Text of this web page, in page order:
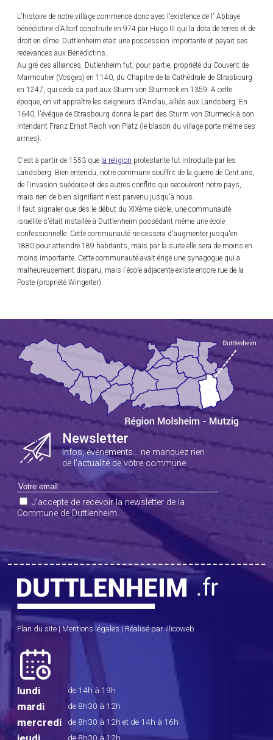
L'histoire de notre village commence donc avec l'existence de l' Abbaye
bénédictine d'Altorf construite en 974 par Hugo III qui la dota de terres et de
droit en dîme. Duttlenheim était une possession importante et payait ses
redevances aux Bénédictins.
Au gré des alliances, Dutlenheim fut, pour partie, propriété du Couvent de
Marmoutier (Vosges) en 1140, du Chapitre de la Cathédrale de Strasbourg
en 1247, qui céda sa part aux Sturm von Sturmeck en 1359. A cette
époque, on vit appraître les seigneurs d'Andlau, alliés aux Landsberg. En
1640, l'évêque de Strasbourg donna la part des Sturm von Sturmeck à son
intendant Franz Ernst Reich von Platz (le blason du village porte même ses
armes).
C'est à partir de 1553 que la religion protestante fut introduite par les
Landsberg. Bien entendu, notre commune souffrit de la guerre de Cent ans,
de l'invasion suédoise et des autres conflits qui secouèrent notre pays,
mais rien de bien signifiant n'est parvenu jusqu'à nous.
Il faut signaler que dès le début du XIXème siècle, une communauté
israélite s'était installée à Duttlenheim possédant même une école
confessionnelle. Cette communauté ne cessera d'augmenter jusqu'en
1880 pour atteindre 189 habitants, mais par la suite elle sera de moins en
moins importante. Cette communauté avait érigé une synagogue qui a
malheureusement disparu, mais l'école adjacente existe encore rue de la
Poste (propriété Wingerter).
Newsletter
Infos, évènements… ne manquez rien
de l'actualité de votre commune
J'accepte de recevoir la newsletter de la
Commune de Duttlenheim
Plan du site | Mentions légales | Réalisé par illicoweb
lundi de 14h à 19h
mardi de 8h30 à 12h
mercredi de 8h30 à 12h et de 14h à 16h
de 8h30 à 12h